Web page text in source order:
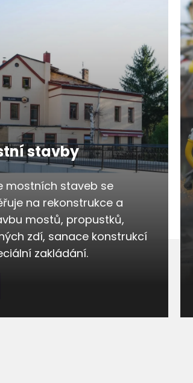
stavby
mostních staveb se
na rekonstrukce a
mostů, propustků,
zdí, sanace konstrukcí
zakládání.